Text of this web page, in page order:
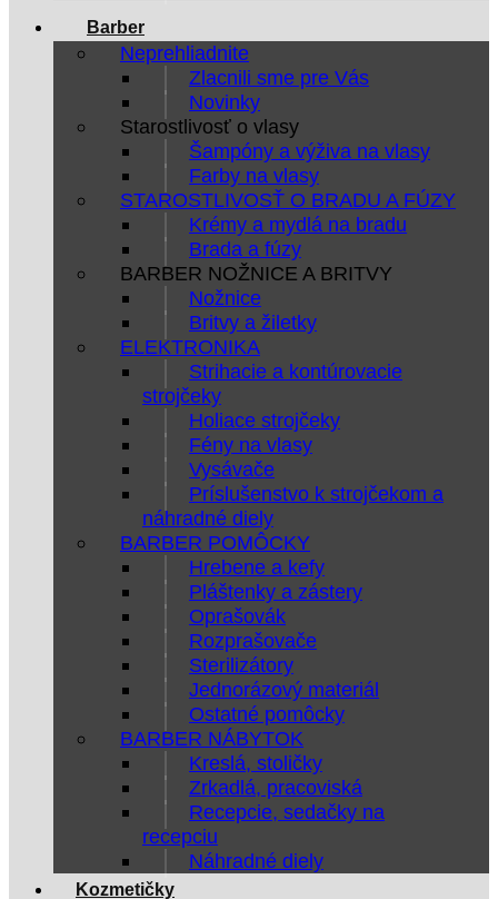
Barber
Neprehliadnite
Zlacnili sme pre Vás
Novinky
Starostlivosť o vlasy
Šampóny a výživa na vlasy
Farby na vlasy
STAROSTLIVOSŤ O BRADU A FÚZY
Krémy a mydlá na bradu
Brada a fúzy
BARBER NOŽNICE A BRITVY
Nožnice
Britvy a žiletky
ELEKTRONIKA
Strihacie a kontúrovacie
strojčeky
Holiace strojčeky
Fény na vlasy
Vysávače
Príslušenstvo k strojčekom a
náhradné diely
BARBER POMÔCKY
Hrebene a kefy
Pláštenky a zástery
Oprašovák
Rozprašovače
Sterilizátory
Jednorázový materiál
Ostatné pomôcky
BARBER NÁBYTOK
Kreslá, stoličky
Zrkadlá, pracoviská
Recepcie, sedačky na
recepciu
Náhradné diely
Kozmetičky